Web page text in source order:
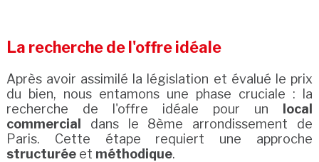
La recherche de l'offre idéale
Après avoir assimilé la législation et évalué le prix
du bien, nous entamons une phase cruciale : la
recherche de l'offre idéale pour un
local
commercial
dans le 8ème arrondissement de
Paris. Cette étape requiert une approche
structuréeet méthodique.